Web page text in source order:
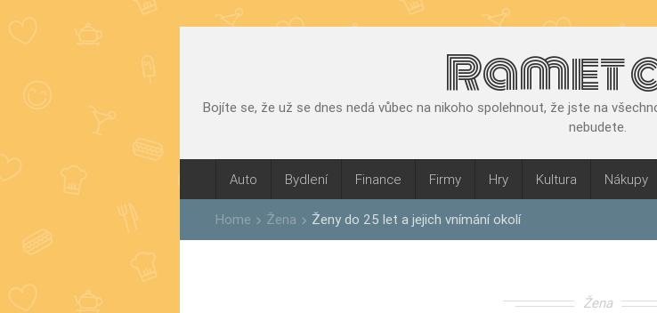
Ramet
Bojíte se, že už se dnes nedá vůbec na nikoho spolehnout, že jste na
nebudete.
Auto Bydlení Finance Firmy Hry Kultura Nákupy
Home keyboard_arrow_right Žena keyboard_arrow_right Ženy do 25 let a jejich vnímání okolí
Žena